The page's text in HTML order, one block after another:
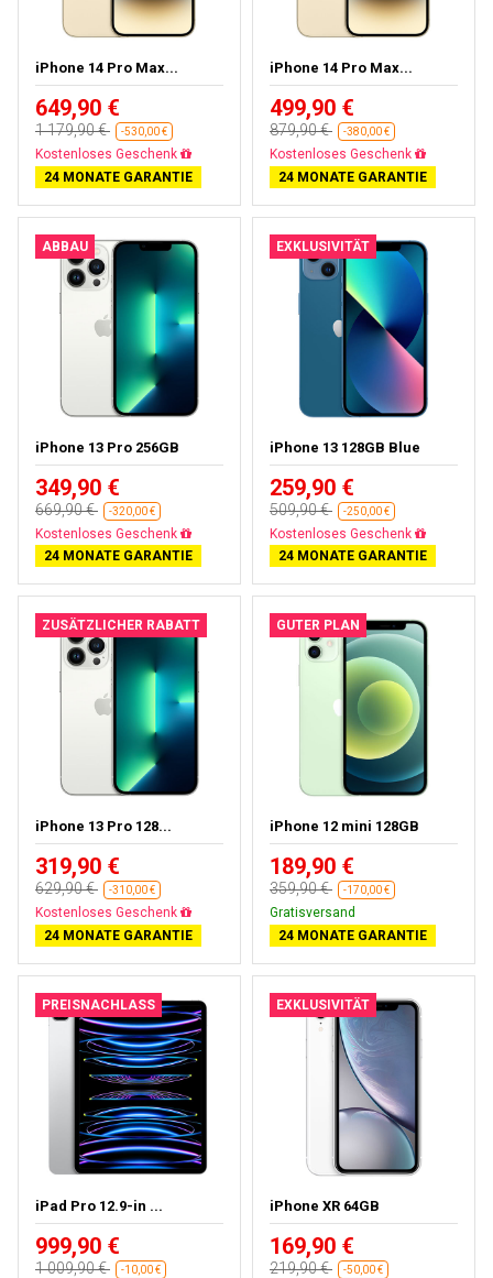
iPhone 14 Pro Max...
649,90 €
1 179,90 € -530,00 €
Gratisversand
24 MONATE GARANTIE
iPhone 14 Pro Max...
499,90 €
879,90 € -380,00 €
Gratisversand
24 MONATE GARANTIE
ABBAU
iPhone 13 Pro 256GB
349,90 €
669,90 € -320,00 €
Gratisversand
24 MONATE GARANTIE
EXKLUSIVITÄT
iPhone 13 128GB Blue
259,90 €
509,90 € -250,00 €
Gratisversand
24 MONATE GARANTIE
ZUSÄTZLICHER RABATT
iPhone 13 Pro 128...
319,90 €
629,90 € -310,00 €
Gratisversand
24 MONATE GARANTIE
GUTER PLAN
iPhone 12 mini 128GB
189,90 €
359,90 € -170,00 €
Gratisversand
24 MONATE GARANTIE
PREISNACHLASS
iPad Pro 12.9-in ...
999,90 €
1 009,90 € -10,00 €
EXKLUSIVITÄT
iPhone XR 64GB
169,90 €
219,90 € -50,00 €